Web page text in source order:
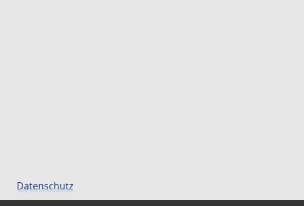
Datenschutz